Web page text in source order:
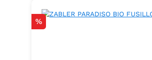
Rabatt
%